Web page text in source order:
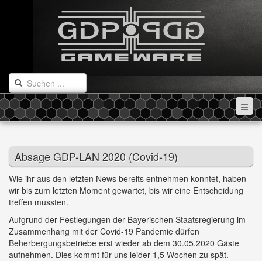
Absage GDP-LAN 2020 (Covid-19)
Wie ihr aus den letzten News bereits entnehmen konntet, haben
wir bis zum letzten Moment gewartet, bis wir eine Entscheidung
treffen mussten.
Aufgrund der Festlegungen der Bayerischen Staatsregierung im
Zusammenhang mit der Covid-19 Pandemie dürfen
Beherbergungsbetriebe erst wieder ab dem 30.05.2020 Gäste
aufnehmen. Dies kommt für uns leider 1,5 Wochen zu spät.